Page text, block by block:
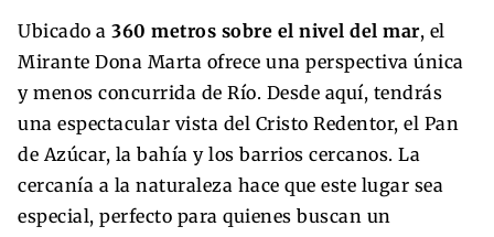
Ubicado a 360 metros sobre el nivel del mar, el
Mirante Dona Marta ofrece una perspectiva única
y menos concurrida de Río. Desde aquí, tendrás
una espectacular vista del Cristo Redentor, el Pan
de Azúcar, la bahía y los barrios cercanos. La
cercanía a la naturaleza hace que este lugar sea
especial, perfecto para quienes buscan un